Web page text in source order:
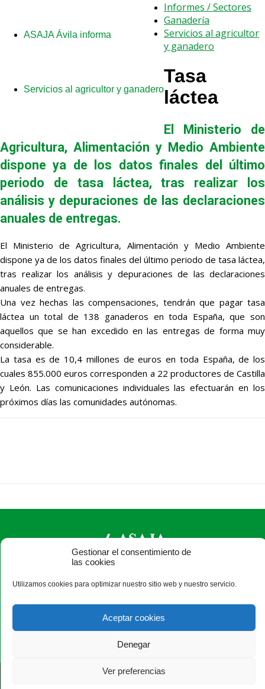
Gestionar el consentimiento de
las cookies
Utilizamos cookies para optimizar nuestro sitio web y nuestro servicio.
Aceptar cookies
Denegar
Ver preferencias
ASAJA Ávila informa
Servicios al agricultor y ganadero
Informes / Sectores
Ganadería
Servicios al agricultor
y ganadero
Tasa
láctea
El Ministerio de
Agricultura, Alimentación y Medio Ambiente
dispone ya de los datos finales del último
periodo de tasa láctea, tras realizar los
análisis y depuraciones de las declaraciones
anuales de entregas.
El Ministerio de Agricultura, Alimentación y Medio Ambiente
dispone ya de los datos finales del último periodo de tasa láctea,
tras realizar los análisis y depuraciones de las declaraciones
anuales de entregas.
Una vez hechas las compensaciones, tendrán que pagar tasa
láctea un total de 138 ganaderos en toda España, que son
aquellos que se han excedido en las entregas de forma muy
considerable.
La tasa es de 10,4 millones de euros en toda España, de los
cuales 855.000 euros corresponden a 22 productores de Castilla
y León. Las comunicaciones individuales las efectuarán en los
próximos días las comunidades autónomas.
ASAJA Ávila - Jóvenes Agricultores
+34 920 100 857 · asaja@asajaavila.com
© Aviso Legal | Xolido